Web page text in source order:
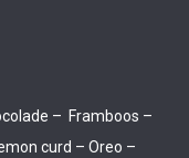
– Framboos –
curd – Oreo –